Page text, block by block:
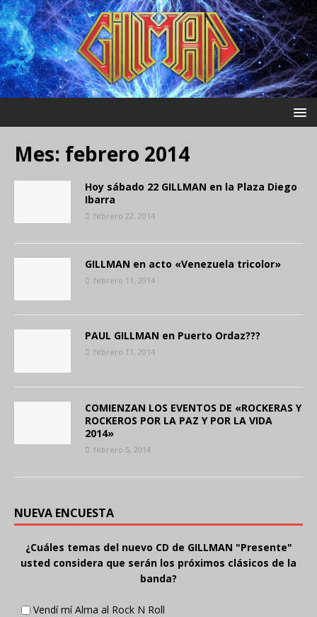
Mes: febrero 2014
Hoy sábado 22 GILLMAN en la Plaza Diego
Ibarra
febrero 22, 2014
GILLMAN en acto «Venezuela tricolor»
febrero 11, 2014
PAUL GILLMAN en Puerto Ordaz???
febrero 11, 2014
COMIENZAN LOS EVENTOS DE «ROCKERAS Y
ROCKEROS POR LA PAZ Y POR LA VIDA
2014»
febrero 5, 2014
NUEVA ENCUESTA
¿Cuáles temas del nuevo CD de GILLMAN "Presente"
usted considera que serán los próximos clásicos de la
banda?
Vendí mí Alma al Rock N Roll